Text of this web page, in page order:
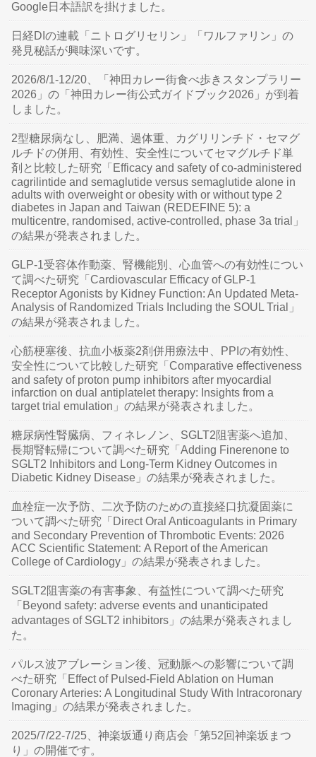
Google日本語訳を掛けました。
日経DIの連載「ニトログリセリン」「ワルファリン」の
発見秘話が興味深いです。
2026/8/1-12/20、「神田カレー街食べ歩きスタンプラリー
2026」の「神田カレー街公式ガイドブック2026」が到着
しました。
2型糖尿病なし、肥満、過体重、カグリリンチド・セマグ
ルチドの併用、有効性、安全性についてセマグルチド単
剤と比較した研究「Efficacy and safety of co-administered
cagrilintide and semaglutide versus semaglutide alone in
adults with overweight or obesity with or without type 2
diabetes in Japan and Taiwan (REDEFINE 5): a
multicentre, randomised, active-controlled, phase 3a trial」
の結果が発表されました。
GLP-1受容体作動薬、腎機能別、心血管への有効性につい
て調べた研究「Cardiovascular Efficacy of GLP-1
Receptor Agonists by Kidney Function: An Updated Meta-
Analysis of Randomized Trials Including the SOUL Trial」
の結果が発表されました。
心筋梗塞後、抗血小板薬2剤併用療法中、PPIの有効性、
安全性について比較した研究「Comparative effectiveness
and safety of proton pump inhibitors after myocardial
infarction on dual antiplatelet therapy: Insights from a
target trial emulation」の結果が発表されました。
糖尿病性腎臓病、フィネレノン、SGLT2阻害薬へ追加、
長期腎転帰について調べた研究「Adding Finerenone to
SGLT2 Inhibitors and Long-Term Kidney Outcomes in
Diabetic Kidney Disease」の結果が発表されました。
血栓症一次予防、二次予防のための直接経口抗凝固薬に
ついて調べた研究「Direct Oral Anticoagulants in Primary
and Secondary Prevention of Thrombotic Events: 2026
ACC Scientific Statement: A Report of the American
College of Cardiology」の結果が発表されました。
SGLT2阻害薬の有害事象、有益性について調べた研究
「Beyond safety: adverse events and unanticipated
advantages of SGLT2 inhibitors」の結果が発表されまし
た。
パルス波アブレーション後、冠動脈への影響について調
べた研究「Effect of Pulsed-Field Ablation on Human
Coronary Arteries: A Longitudinal Study With Intracoronary
Imaging」の結果が発表されました。
2025/7/22-7/25、神楽坂通り商店会「第52回神楽坂まつ
り」の開催です。